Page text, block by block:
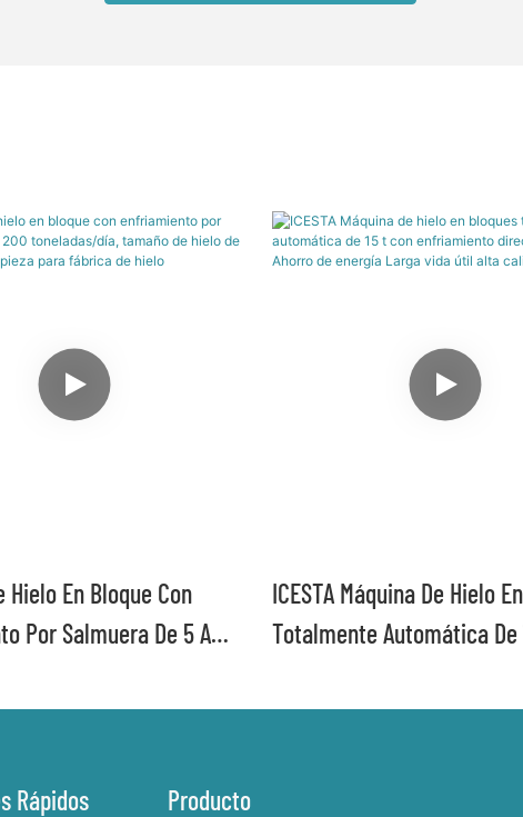
Hielo En Bloque Con
Por Salmuera De 5 A
Kg Por Pieza Para Fábrica
ICESTA Máquina De Hielo
Totalmente Automática De
Ahorro De Energía Larga
Rápidos Producto